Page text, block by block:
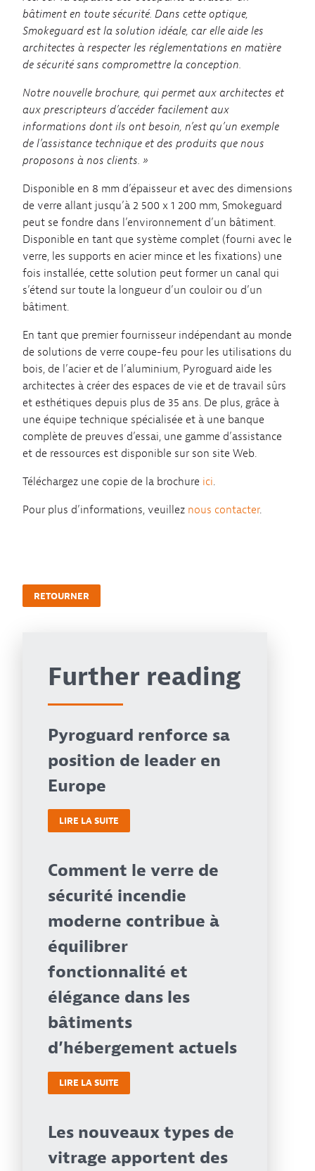
bâtiment en toute sécurité. Dans cette optique,
Smokeguard est la solution idéale, car elle aide les
architectes à respecter les réglementations en matière
de sécurité sans compromettre la conception.
Notre nouvelle brochure, qui permet aux architectes et
aux prescripteurs d’accéder facilement aux
informations dont ils ont besoin, n’est qu’un exemple
de l’assistance technique et des produits que nous
proposons à nos clients. »
Disponible en 8 mm d’épaisseur et avec des dimensions
de verre allant jusqu’à 2 500 x 1 200 mm, Smokeguard
peut se fondre dans l’environnement d’un bâtiment.
Disponible en tant que système complet (fourni avec le
verre, les supports en acier mince et les fixations) une
fois installée, cette solution peut former un canal qui
s’étend sur toute la longueur d’un couloir ou d’un
bâtiment.
En tant que premier fournisseur indépendant au monde
de solutions de verre coupe-feu pour les utilisations du
bois, de l’acier et de l’aluminium, Pyroguard aide les
architectes à créer des espaces de vie et de travail sûrs
et esthétiques depuis plus de 35 ans. De plus, grâce à
une équipe technique spécialisée et à une banque
complète de preuves d’essai, une gamme d’assistance
et de ressources est disponible sur son site Web.
Téléchargez une copie de la brochure ici.
Pour plus d’informations, veuillez nous contacter.
RETOURNER
Further reading
Pyroguard renforce sa
position de leader en
Europe
LIRE LA SUITE
Comment le verre de
sécurité incendie
moderne contribue à
équilibrer
fonctionnalité et
élégance dans les
bâtiments
d’hébergement actuels
LIRE LA SUITE
Les nouveaux types de
vitrage apportent des